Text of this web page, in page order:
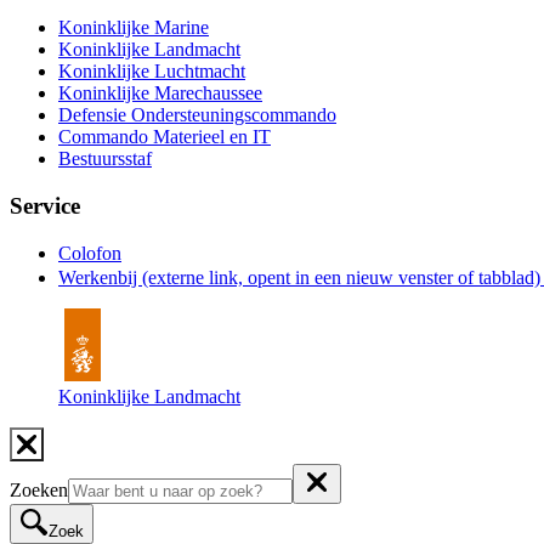
Koninklijke Marine
Koninklijke Landmacht
Koninklijke Luchtmacht
Koninklijke Marechaussee
Defensie Ondersteuningscommando
Commando Materieel en IT
Bestuursstaf
Service
Colofon
Werkenbij (externe link, opent in een nieuw venster of tabblad)
Koninklijke Landmacht
Zoeken
Zoek